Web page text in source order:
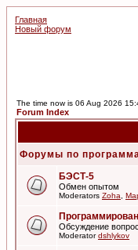
Главная
Новый форум
The time now is 06 Aug 2026
Forum Index
Форумы по
БЭСТ-5
Обмен опытом
Moderators Zoha
Обсуждение
Moderatordshlykov